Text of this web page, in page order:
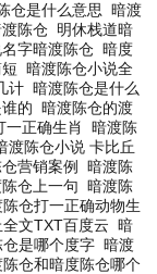
仓是什么意思 暗渡
陈仓 明休栈道暗
字暗渡陈仓 暗度
暗渡陈仓小说全
计 暗渡陈仓是什么
的 暗渡陈仓的渡
一正确生肖
暗渡陈
渡陈仓小说 卡比丘
营销案例
暗渡陈
仓上一句 暗渡陈
仓打一正确动物生
文TXT百度云 暗
是哪个度字 暗渡
陈仓和暗度陈仓哪个